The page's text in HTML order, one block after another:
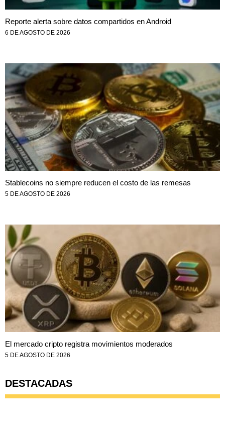
Reporte alerta sobre datos compartidos en Android
6 DE AGOSTO DE 2026
Stablecoins no siempre reducen el costo de las remesas
5 DE AGOSTO DE 2026
El mercado cripto registra movimientos moderados
5 DE AGOSTO DE 2026
DESTACADAS